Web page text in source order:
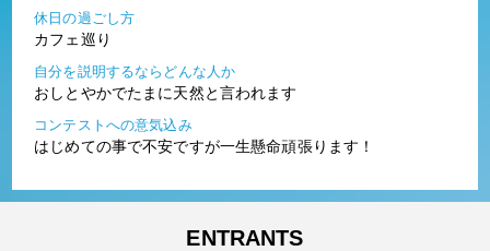
休日の過ごし方
カフェ巡り
自分を説明するならどんな人か
おしとやかでたまに天然と言われます
コンテストへの意気込み
はじめての事で不安ですが一生懸命頑張ります！
ENTRANTS